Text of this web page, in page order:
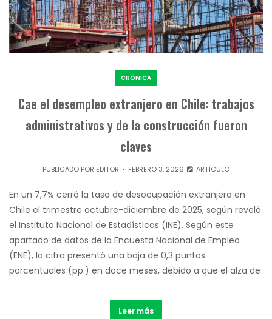
CRÓNICA
Cae el desempleo extranjero en Chile: trabajos
administrativos y de la construcción fueron
claves
PUBLICADO POR EDITOR FEBRERO 3, 2026 ARTÍCULO
En un 7,7% cerró la tasa de desocupación extranjera en
Chile el trimestre octubre-diciembre de 2025, según reveló
el Instituto Nacional de Estadísticas (INE). Según este
apartado de datos de la Encuesta Nacional de Empleo
(ENE), la cifra presentó una baja de 0,3 puntos
porcentuales (pp.) en doce meses, debido a que el alza de
Leer más